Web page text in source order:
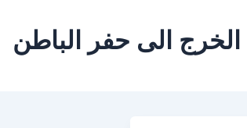
الى حفر الباطن